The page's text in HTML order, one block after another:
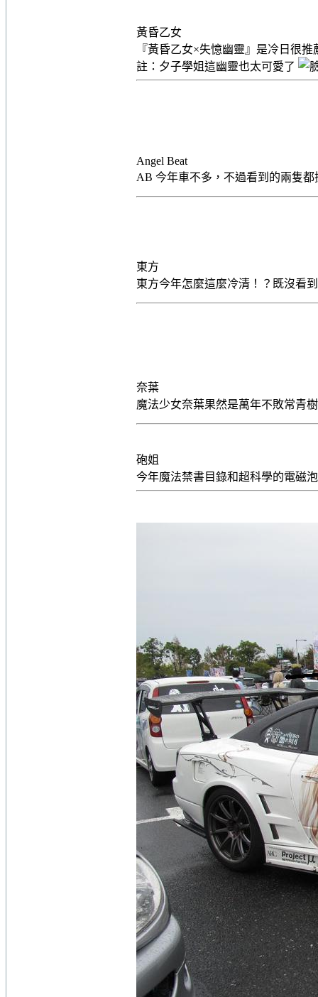
黃昏乙女
『黃昏乙女×失憶幽靈』是冷日很
註：夕子學姐這幽靈也太可愛了
Angel Beat
AB 今年車不多，不過看到的兩隻
東方
東方今年怎麼這麼冷清！？既沒看
奈葉
魔法少女奈葉果然是萬年不敗常青
砲姐
今年魔法禁書目錄和超科學的電磁